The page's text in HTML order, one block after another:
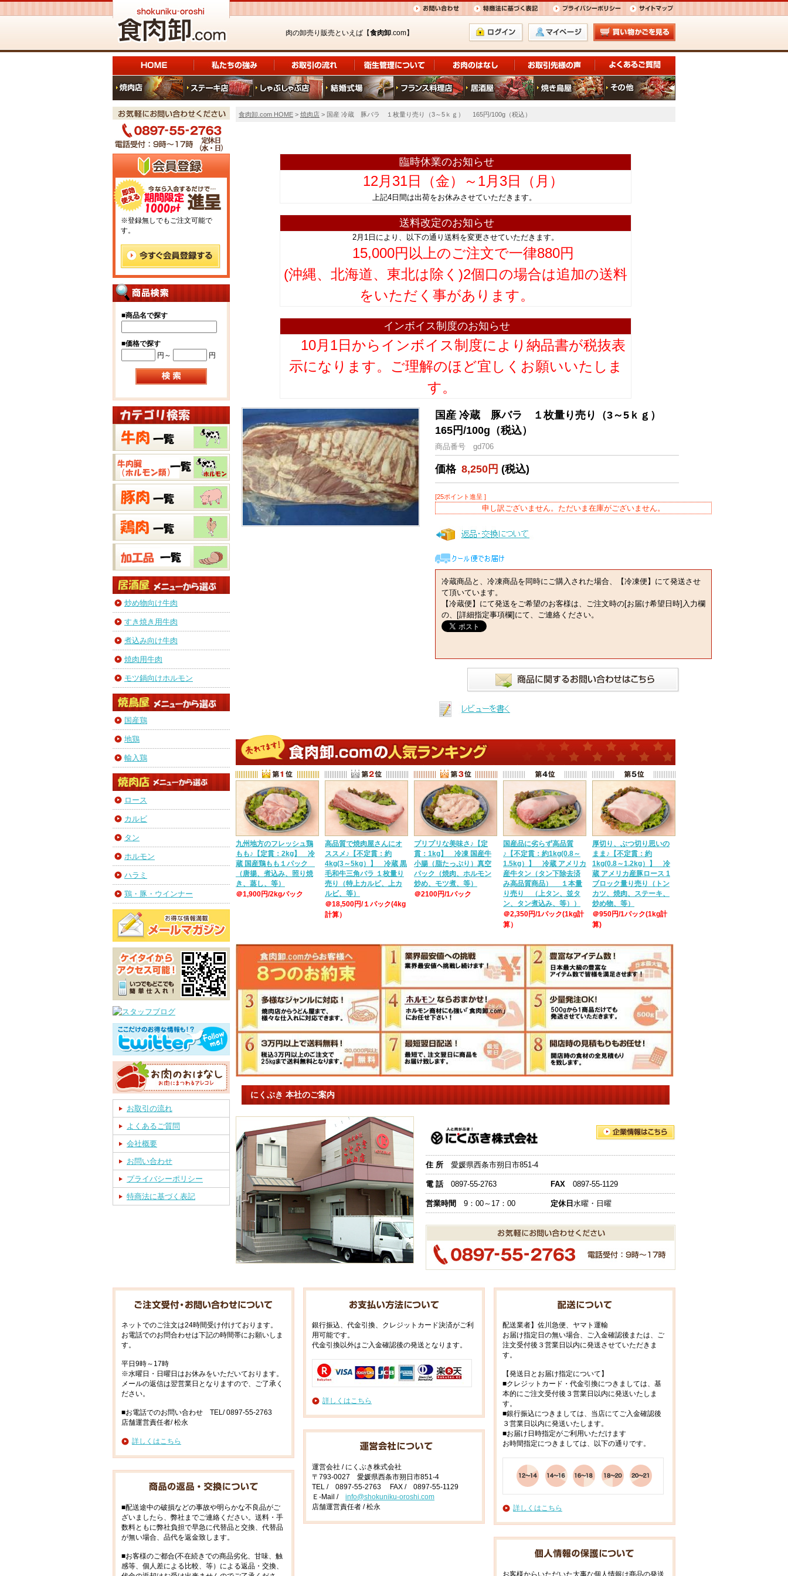
肉の卸売り販売といえば【食肉卸.com】
※登録無しでもご注文可能で
す。
■商品名で探す
■価格で探す
円～
円
炒め物向け牛肉
すき焼き用牛肉
煮込み向け牛肉
焼肉用牛肉
モツ鍋向けホルモン
国産鶏
地鶏
輸入鶏
ロース
カルビ
タン
ホルモン
ハラミ
鶏・豚・ウインナー
お取引の流れ
よくあるご質問
会社概要
お問い合わせ
プライバシーポリシー
特商法に基づく表記
食肉卸.com HOME > 焼肉店 > 国産 冷蔵 豚バラ １枚量り売り（3～5ｋｇ） 165円/100g（税込）
臨時休業のお知らせ
12月31日（金）～1月3日（月）
上記4日間は出荷をお休みさせていただきます。
送料改定のお知らせ
2月1日により、以下の通り送料を変更させていただきます。
15,000円以上のご注文で一律880円
(沖縄、北海道、東北は除く)2個口の場合は追加の送料
をいただく事があります。
インボイス制度のお知らせ
10月1日からインボイス制度により納品書が税抜表
示になります。ご理解のほど宜しくお願いいたしま
す。
国産 冷蔵 豚バラ １枚量り売り（3～5ｋｇ）
165円/100g（税込）
商品番号 gd706
価格 8,250円 (税込)
[25ポイント進呈 ]
申し訳ございません。ただいま在庫がございません。
冷蔵商品と、冷凍商品を同時にご購入された場合、【冷凍便】にて発送させ
て頂いています。
【冷蔵便】にて発送をご希望のお客様は、ご注文時の[お届け希望日時]入力欄
の、[詳細指定事項欄]にて、ご連絡ください。
九州地方のフレッシュ鶏
もも♪【定貫：2kg】 冷
蔵 国産鶏もも１パック
（唐揚、煮込み、照り焼
き、蒸し、等）
＠1,900円/2kgパック
高品質で焼肉屋さんにオ
ススメ♪【不定貫：約
4kg(3～5kg）】 冷蔵 黒
毛和牛三角バラ １枚量り
売り（特上カルビ、上カ
ルビ、等）
＠18,500円/１パック(4kg
計算）
プリプリな美味さ♪【定
貫：1kg】 冷凍 国産牛
小腸（脂たっぷり）真空
パック（焼肉、ホルモン
炒め、モツ煮、等）
＠2100円/1パック
国産品に劣らず高品質
♪【不定貫：約1kg(0.8～
1.5kg）】 冷蔵 アメリカ
産牛タン（タン下除去済
み高品質商品） １本量
り売り （上タン、並タ
ン、タン煮込み、等））
＠2,350円/1パック(1kg計
算）
厚切り、ぶつ切り思いの
まま♪【不定貫：約
1kg(0.8～1.2kg）】 冷
蔵 アメリカ産豚ロース 1
ブロック量り売り（トン
カツ、焼肉、ステーキ、
炒め物、等）
＠950円/1パック(1kg計
算)
にくぶき 本社のご案内
住 所 愛媛県西条市朔日市851-4
電 話0897-55-2763 FAX 0897-55-1129
営業時間 9：00～17：00 定休日 水曜・日曜
ネットでのご注文は24時間受け付けております。
お電話でのお問合わせは下記の時間帯にお願いしま
す。
平日9時～17時
※水曜日・日曜日はお休みをいただいております。
メールの返信は翌営業日となりますので、ご了承く
ださい。
■お電話でのお問い合わせ TEL/ 0897-55-2763
店舗運営責任者/ 松永
詳しくはこちら
■配送途中の破損などの事故や明らかな不良品がご
ざいましたら、弊社までご連絡ください。送料・手
数料ともに弊社負担で早急に代替品と交換、代替品
が無い場合、品代を返金致します。
■お客様のご都合(不在続きでの商品劣化、甘味、触
感等、個人差による比較、等）による返品・交換、
銀行振込、代金引換、クレジットカード決済がご利
用可能です。
代金引換以外はご入金確認後の発送となります。
詳しくはこちら
運営会社 / にくぶき株式会社
〒793-0027 愛媛県西条市朔日市851-4
TEL / 0897-55-2763 FAX / 0897-55-1129
Ｅ-Mail / info@shokuniku-oroshi.com
店舗運営責任者 / 松永
配送業者】佐川急便、ヤマト運輸
お届け指定日の無い場合、ご入金確認後または、ご
注文受付後３営業日以内に発送させていただきま
す。
【発送日とお届け指定について】
■クレジットカード・代金引換につきましては、基
本的にご注文受付後３営業日以内に発送いたしま
す。
■銀行振込につきましては、当店にてご入金確認後
３営業日以内に発送いたします。
■お届け日時指定がご利用いただけます
お時間指定につきましては、以下の通りです。
詳しくはこちら
お客様からいただいた大事な個人情報は商品の発送